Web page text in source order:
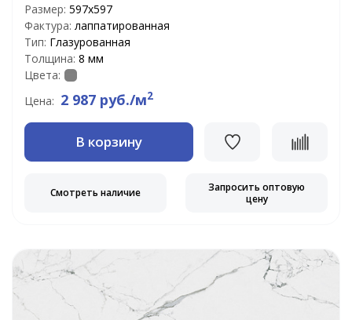
Размер: 597х597
Фактура: лаппатированная
Тип: Глазурованная
Толщина: 8 мм
Цвета:
Цена: 2 987 руб./м2
В корзину
Смотреть наличие
Запросить оптовую
цену